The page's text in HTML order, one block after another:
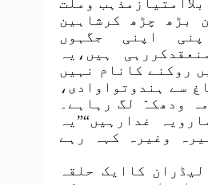
وملت
بڑھ چڑھ کرشاہین
اپنی جگہوں
ہیں،یہ
روکنے کانام نہیں
سے ہندوتواوادی،
ودھکہّ لگ رہاہے۔
غدارہیں“”یہ
وغیرہ کہہ رہے
کاایک حلقہ